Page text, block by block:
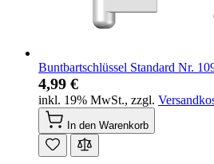
Buntbartschlüssel Standard Nr.
4,99 €
inkl. 19% MwSt., zzgl.
In den Warenkorb